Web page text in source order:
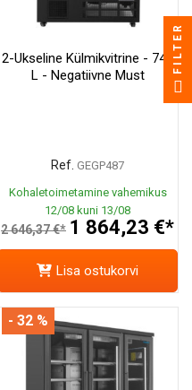
2-Ukseline Külmikvitrine - 744
L - Negatiivne Must
Ref. GEGP487
Kohaletoimetamine vahemikus
12/08 kuni 13/08
2 646,37 €* 1 864,23 €*
Lisa ostukorvi
- 32 %
FILTER